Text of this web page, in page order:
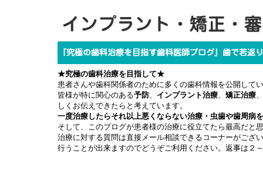
★究極の歯科治療を目指して★
患者さんや歯科関係者のために多くの歯科情報を公開して
皆様が特に関心のある予防、 インプラント治療、 矯正治療、
しくお伝えできたらと考えています。
一度治療したらそれ以上悪くならない治療・虫歯や歯周病
そして、このブログが患者様の治療に役立てたら最高だと
治療に対する質問は直接メール相談できるコーナーがござ
行うことが出来ますのでどうぞご利用ください。返事は２